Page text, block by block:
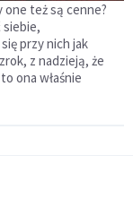
one też są cenne?
siebie,
przy nich jak
z nadzieją, że
ona właśnie